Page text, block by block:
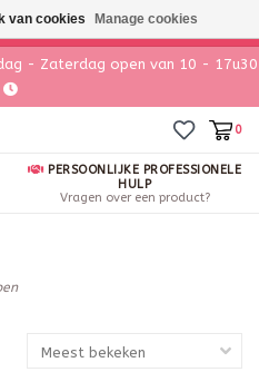
- Zaterdag open van 10 - 17u30
0
PERSOONLIJKE PROFESSIONELE
HULP
Vragen over een product?
van cookies Manage cookies